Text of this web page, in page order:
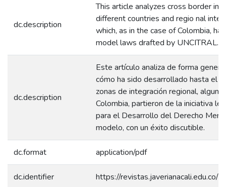
dc.description
This article analyzes cross border
different countries and regio nal
which, as in the case of Colombia,
model laws drafted by UNCITRAL.
dc.description
Este artículo analiza de forma
cómo ha sido desarrollado hasta el
zonas de integración regional,
Colombia, partieron de la iniciativa
para el Desarrollo del Derecho
modelo, con un éxito discutible.
dc.format application/pdf
dc.identifier https://revistas.javerianacali.edu.co/